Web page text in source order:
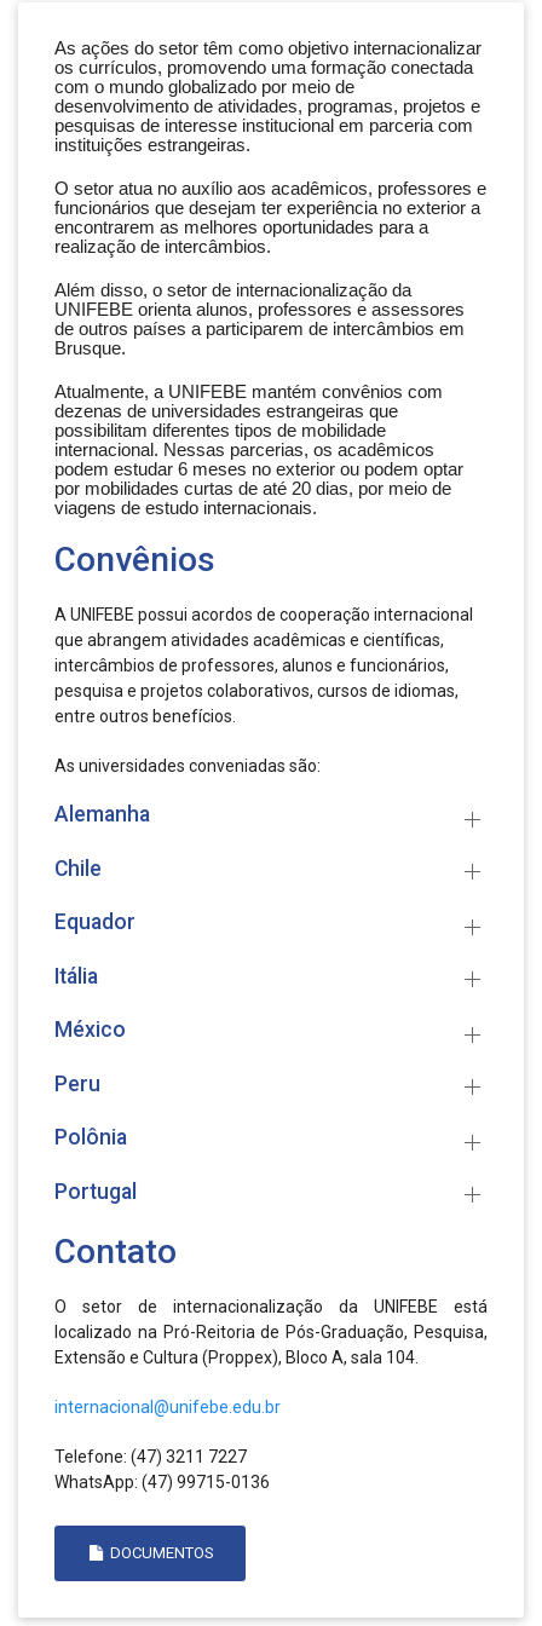
As ações do setor têm como objetivo internacionalizar
os currículos, promovendo uma formação conectada
com o mundo globalizado por meio de
desenvolvimento de atividades, programas, projetos e
pesquisas de interesse institucional em parceria com
instituições estrangeiras.
O setor atua no auxílio aos acadêmicos, professores e
funcionários que desejam ter experiência no exterior a
encontrarem as melhores oportunidades para a
realização de intercâmbios.
Além disso, o setor de internacionalização da
UNIFEBE orienta alunos, professores e assessores
de outros países a participarem de intercâmbios em
Brusque.
Atualmente, a UNIFEBE mantém convênios com
dezenas de universidades estrangeiras que
possibilitam diferentes tipos de mobilidade
internacional. Nessas parcerias, os acadêmicos
podem estudar 6 meses no exterior ou podem optar
por mobilidades curtas de até 20 dias, por meio de
viagens de estudo internacionais.
Convênios
A UNIFEBE possui acordos de cooperação internacional
que abrangem atividades acadêmicas e científicas,
intercâmbios de professores, alunos e funcionários,
pesquisa e projetos colaborativos, cursos de idiomas,
entre outros benefícios.
As universidades conveniadas são:
Alemanha
Chile
Equador
Itália
México
Peru
Polônia
Portugal
Contato
O setor de internacionalização da UNIFEBE está
localizado na Pró-Reitoria de Pós-Graduação, Pesquisa,
Extensão e Cultura (Proppex), Bloco A, sala 104.
internacional@unifebe.edu.br
Telefone: (47) 3211 7227
WhatsApp: (47) 99715-0136
DOCUMENTOS